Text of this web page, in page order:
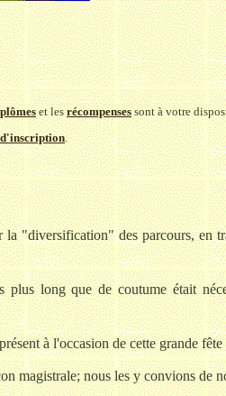
et lesrécompensessont à votre
.
"diversification" des parcours, en
long que de coutume était
à l'occasion de cette grande
magistrale; nous les y convions de